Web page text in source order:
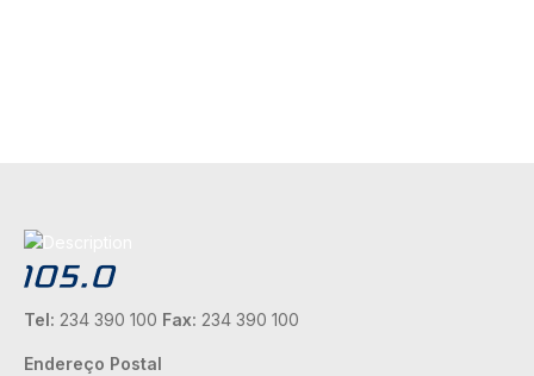
Tel: 234 390 100 Fax: 234 390 100
Endereço Postal